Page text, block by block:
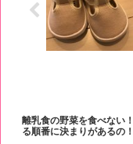
離乳食の野菜を食べない
る順番に決まりがあるの